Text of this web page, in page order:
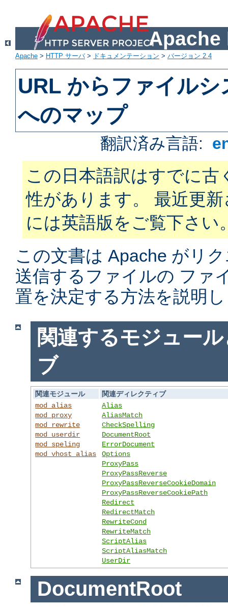
Apache
Apache > HTTP サーバ> ドキュメンテーション > バージョン 2.4
URL からファイル
へのマップ
翻訳済み言語:
この日本語訳はすでに古
性があります。 最近更
には英語版をご覧下さい
この文書は Apache がリ
送信するファイルの ファ
置を決定する方法を説明
関連するモジュー
ブ
関連モジュール
関連ディレクティブ
mod_alias
mod_proxy
mod_rewrite
mod_userdir
mod_speling
mod_vhost_alias
Alias
AliasMatch
CheckSpelling
DocumentRoot
ErrorDocument
Options
ProxyPass
ProxyPassReverse
ProxyPassReverseCookieDomain
ProxyPassReverseCookiePath
Redirect
RedirectMatch
RewriteCond
RewriteMatch
ScriptAlias
ScriptAliasMatch
UserDir
DocumentRoot